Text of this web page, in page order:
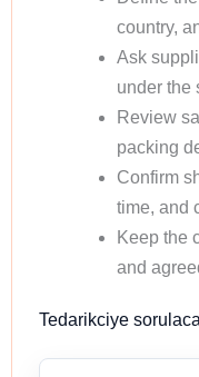
country,
Ask
under the
Review
packing
Confirm
time, and
Keep the
and
Tedarikciye